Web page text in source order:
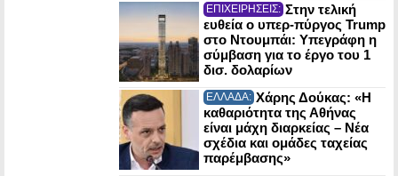
ΕΠΙΧΕΙΡΗΣΕΙΣ: Στην τελική
ευθεία ο υπερ-πύργος Trump
στο Ντουμπάι: Υπεγράφη η
σύμβαση για το έργο του 1
δισ. δολαρίων
ΕΛΛΑΔΑ: Χάρης Δούκας: «Η
καθαριότητα της Αθήνας
είναι μάχη διαρκείας – Νέα
σχέδια και ομάδες ταχείας
παρέμβασης»